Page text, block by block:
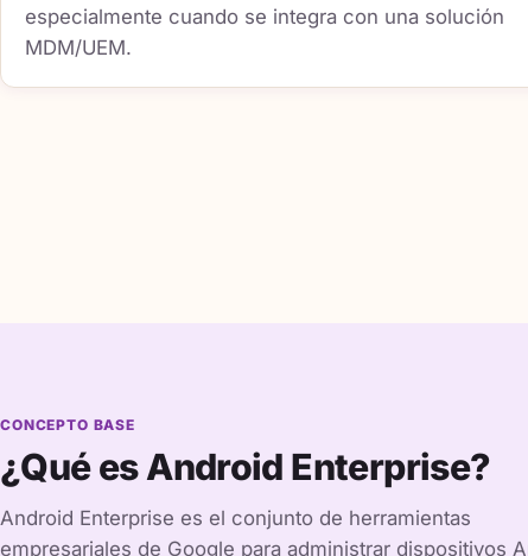
especialmente cuando se integra con una solución
MDM/UEM.
CONCEPTO BASE
¿Qué es Android Enterprise?
Android Enterprise es el conjunto de herramientas
empresariales de Google para administrar dispositivos